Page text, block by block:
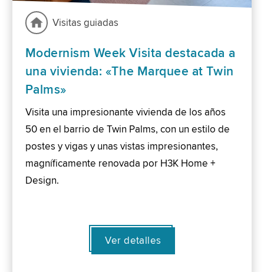
Visitas guiadas
Modernism Week Visita destacada a
una vivienda: «The Marquee at Twin
Palms»
Visita una impresionante vivienda de los años
50 en el barrio de Twin Palms, con un estilo de
postes y vigas y unas vistas impresionantes,
magníficamente renovada por H3K Home +
Design.
Ver detalles